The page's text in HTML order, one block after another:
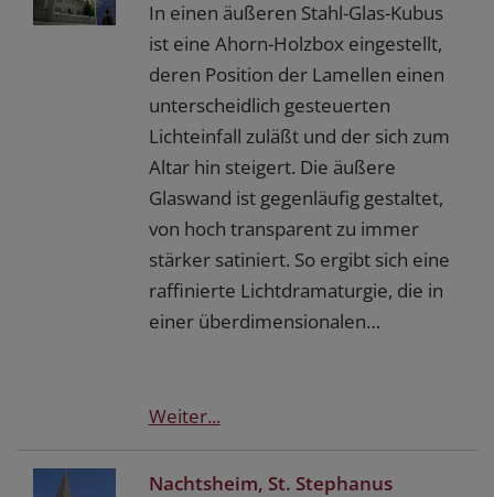
In einen äußeren Stahl-Glas-Kubus
ist eine Ahorn-Holzbox eingestellt,
deren Position der Lamellen einen
unterscheidlich gesteuerten
Lichteinfall zuläßt und der sich zum
Altar hin steigert. Die äußere
Glaswand ist gegenläufig gestaltet,
von hoch transparent zu immer
stärker satiniert. So ergibt sich eine
raffinierte Lichtdramaturgie, die in
einer überdimensionalen…
Weiter...
Nachtsheim, St. Stephanus